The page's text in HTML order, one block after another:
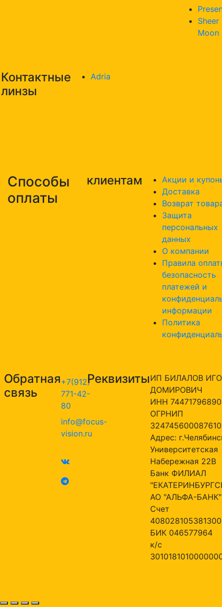
Sheer
Moon
Контактные
линзы
Adria
Способы
оплаты
клиентам
Акции и
Доставка
Возврат
Защита
персональных
данных
О компании
Правила
безопасность
платежей и
информации
Политика
Обратная
связь
+7(912)
771-42-
80
info@focus-
vision.ru
РеквизитыИП БИЛАЛОВ
ДОМИРОВИЧ
ИНН
ОГРНИП
324745600087610
Адрес:
Университетская
Набережная 22В
Банк ФИЛИАЛ
АО "АЛЬФА-БАНК"
Счет
БИК 046577964
к/с